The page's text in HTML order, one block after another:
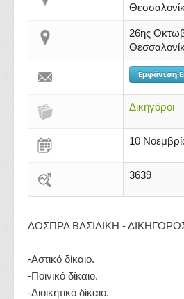
26ης
Εμφάνιση
Δικηγόροι
10
3639
ΔΟΣΠΡΑ ΒΑΣΙΛΙΚΗ -
-Αστικό δίκαιο.
-Ποινικό δίκαιο.
-Διοικητικό δίκαιο.